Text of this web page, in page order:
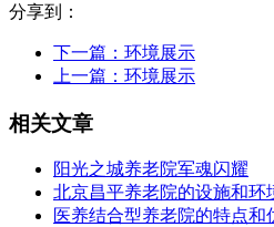
分享到：
下一篇： 环境展示
上一篇： 环境展示
相关文章
阳光之城养老院军魂闪耀
北京昌平养老院的设施和环
医养结合型养老院的特点和